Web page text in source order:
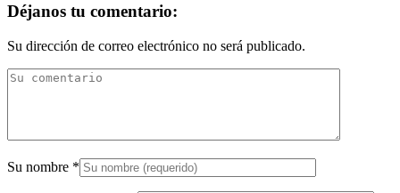
Déjanos tu comentario:
Su dirección de correo electrónico no será publicado.
Su nombre *